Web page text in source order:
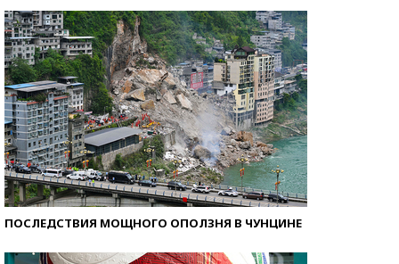
ПОСЛЕДСТВИЯ МОЩНОГО ОПОЛЗНЯ В ЧУНЦИНЕ